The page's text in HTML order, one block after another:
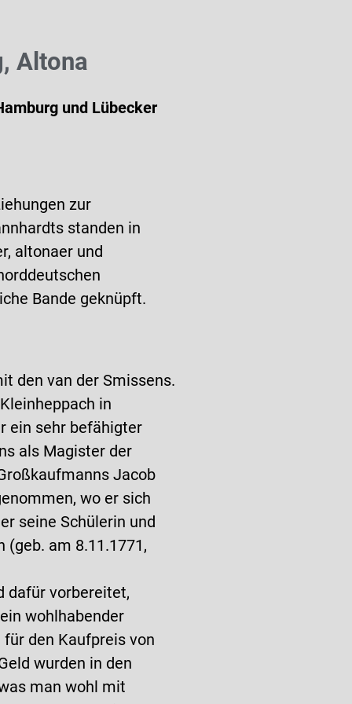
Altona
und Lübecker
zur
standen in
altonaer und
Bande geknüpft.
den van der Smissens.
in
ein sehr befähigter
als Magister der
Jacob
wo er sich
seine Schülerin und
(geb. am 8.11.1771,
dafür vorbereitet,
wohlhabender
den Kaufpreis von
wurden in den
man wohl mit